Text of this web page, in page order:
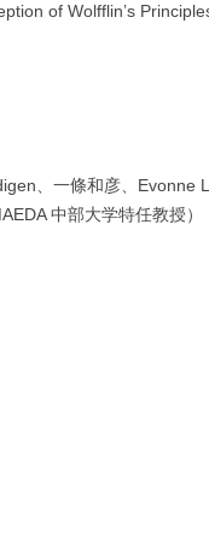
of Wolfflin’s Principles
、一條和彦、Evonne
中部大学特任教授）